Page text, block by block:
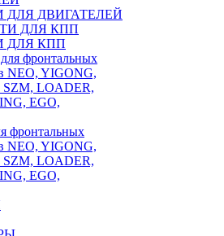
ДЛЯ ДВИГАТЕЛЕЙ
ДЛЯ КПП
фронтальных
NEO, YIGONG,
LOADER,
EGO,